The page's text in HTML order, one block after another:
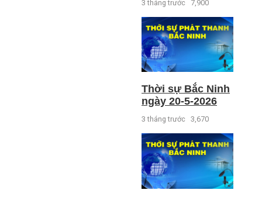
3 tháng trước 7,900
Thời sự Bắc Ninh
ngày 20-5-2026
3 tháng trước 3,670